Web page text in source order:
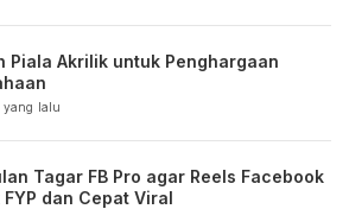
Piala Akrilik untuk Penghargaan
yang lalu
Tagar FB Pro agar Reels Facebook
FYP dan Cepat Viral